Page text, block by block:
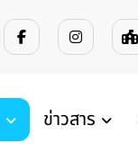
ข่าวสาร